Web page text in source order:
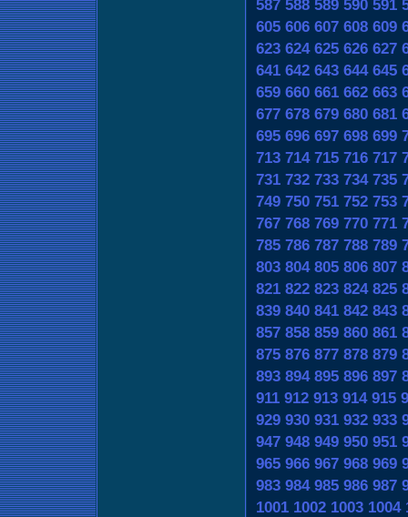
587 588 589 590 591
605 606 607 608 609
623 624 625 626 627
641 642 643 644 645
659 660 661 662 663
677 678 679 680 681
695 696 697 698 699
713 714 715 716 717
731 732 733 734 735
749 750 751 752 753
767 768 769 770 771
785 786 787 788 789
803 804 805 806 807
821 822 823 824 825
839 840 841 842 843
857 858 859 860 861
875 876 877 878 879
893 894 895 896 897
911 912 913 914 915
929 930 931 932 933
947 948 949 950 951
965 966 967 968 969
983 984 985 986 987
1001 1002 1003 1004